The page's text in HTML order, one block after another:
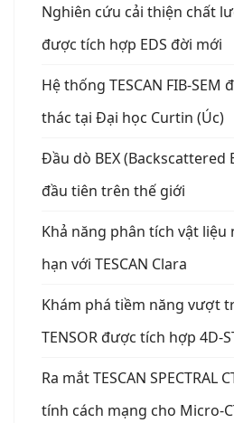
Nghiên cứu cải thiện chất
được tích hợp EDS đời mới
Hệ thống TESCAN FIB-
thác tại Đại học Curtin (Úc)
Đầu dò BEX (Backscattered
đầu tiên trên thế giới
Khả năng phân tích vật
hạn với TESCAN Clara
Khám phá tiềm năng vượt
TENSOR được tích hợp 4D-
Ra mắt TESCAN SPECTRAL
tính cách mạng cho Micro-